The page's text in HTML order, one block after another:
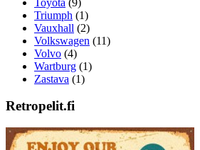
Triumph (1)
Vauxhall (2)
Volkswagen (11)
Volvo (4)
Wartburg (1)
Zastava (1)
Retropelit.fi